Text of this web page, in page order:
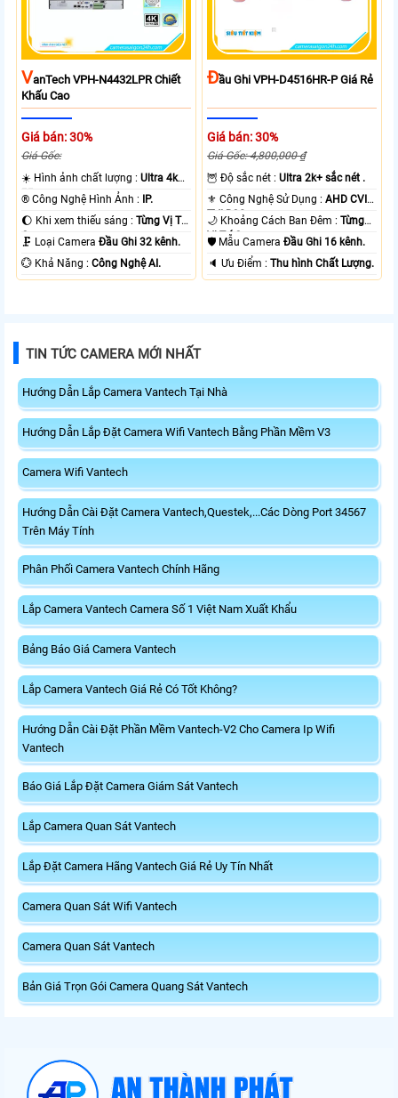
VAnTech VPH-N4432LPR Chiết
Khấu Cao
Giá bán: 30%
Giá Gốc:
☀️ Hình ảnh chất lượng :Ultra 4k
👍🏾 .
®️ Công Nghệ Hình Ảnh : IP.
🌔 Khi xem thiếu sáng :Từng Vị Trí
Camera .
🗜️ Loại CameraĐầu Ghi 32 kênh.
️💮 Khả Năng :Công Nghệ AI.
ĐẦu Ghi VPH-D4516HR-P Giá Rẻ
Giá bán: 30%
Giá Gốc: 4,800,000 ₫
🦉 Độ sắc nét :Ultra 2k+ sắc nét .
⚜️ Công Nghệ Sử Dụng :AHD CVI
TVI BCS.
🌙 Khoảng Cách Ban Đêm :Từng
Vị Trí Camera .
🛡 Mẫu CameraĐầu Ghi 16 kênh.
️🔈 Ưu Điểm :Thu hình Chất Lượng.
TIN TỨC CAMERA MỚI NHẤT
Hướng Dẫn Lắp Camera Vantech Tại Nhà
Hướng Dẫn Lắp Đặt Camera Wifi Vantech Bằng Phần Mềm V3
Camera Wifi Vantech
Hướng Dẫn Cài Đặt Camera Vantech,Questek,...Các Dòng Port 34567
Trên Máy Tính
Phân Phối Camera Vantech Chính Hãng
Lắp Camera Vantech Camera Số 1 Việt Nam Xuất Khẩu
Bảng Báo Giá Camera Vantech
Lắp Camera Vantech Giá Rẻ Có Tốt Không?
Hướng Dẫn Cài Đặt Phần Mềm Vantech-V2 Cho Camera Ip Wifi
Vantech
Báo Giá Lắp Đặt Camera Giám Sát Vantech
Lắp Camera Quan Sát Vantech
Lắp Đặt Camera Hãng Vantech Giá Rẻ Uy Tín Nhất
Camera Quan Sát Wifi Vantech
Camera Quan Sát Vantech
Bản Giá Trọn Gói Camera Quang Sát Vantech